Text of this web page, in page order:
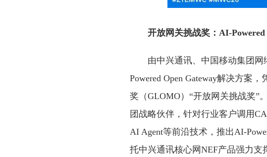
开放网关挑战奖：AI-
由中兴通讯、中国移动集团
Powered Open Gateway解决方案
奖（GLOMO）“开放网关挑战奖”
团战略伙伴，针对行业客户调用
AI Agent等前沿技术，推出AI-
托中兴通讯核心网NEF产品强力